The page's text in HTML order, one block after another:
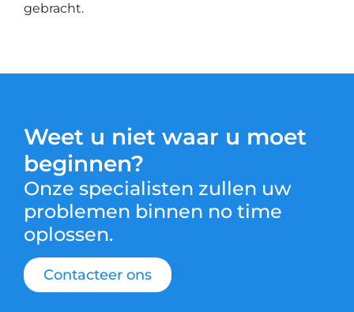
gebracht.
Weet u niet waar u moet
beginnen?
Onze specialisten zullen uw
problemen binnen no time
oplossen.
Contacteer ons